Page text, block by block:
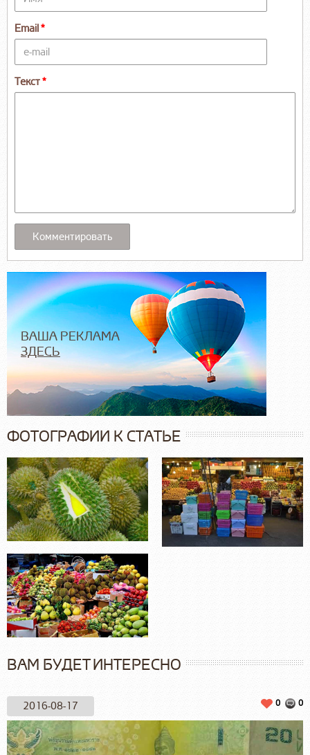
Email
Текст
ВАША РЕКЛАМА
ЗДЕСЬ
ФОТОГРАФИИ К СТАТЬЕ
ВАМ БУДЕТ ИНТЕРЕСНО
2016-08-17 0
0